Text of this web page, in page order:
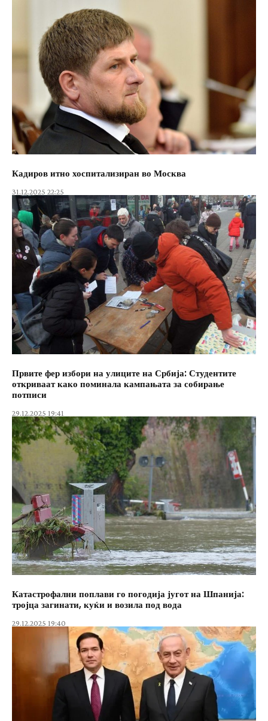
Кадиров итно хоспитализиран во Москва
31.12.2025 22:25
Првите фер избори на улиците на Србија: Студентите
откриваат како поминала кампањата за собирање
потписи
29.12.2025 19:41
Катастрофални поплави го погодија југот на Шпанија:
тројца загинати, куќи и возила под вода
29.12.2025 19:40